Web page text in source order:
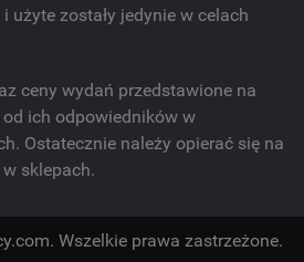
użyte zostały jedynie w celach
ceny wydań przedstawione na
ich odpowiedników w
Ostatecznie należy opierać się na
sklepach.
Wszelkie prawa zastrzeżone.